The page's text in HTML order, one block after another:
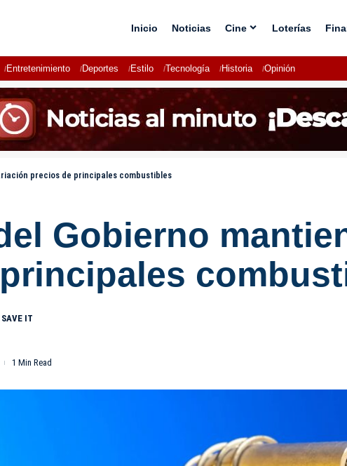
Inicio Noticias Cine Loterías
Entretenimiento Deportes Estilo Tecnología Historia Opinión
precios de principales combustibles
Gobierno
1 Min Read